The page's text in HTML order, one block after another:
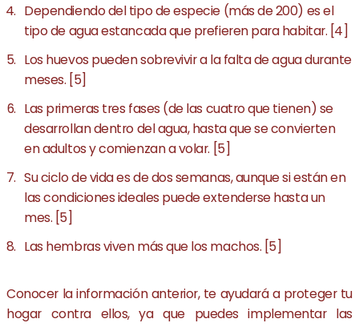
Dependiendo del tipo de especie (más de 200) es el
tipo de agua estancada que prefieren para habitar. [4]
Los huevos pueden sobrevivir a la falta de agua durante
meses. [5]
Las primeras tres fases (de las cuatro que tienen) se
desarrollan dentro del agua, hasta que se convierten
en adultos y comienzan a volar. [5]
Su ciclo de vida es de dos semanas, aunque si están en
las condiciones ideales puede extenderse hasta un
mes. [5]
Las hembras viven más que los machos. [5]
Conocer la información anterior, te ayudará a proteger tu
hogar contra ellos, ya que puedes implementar las